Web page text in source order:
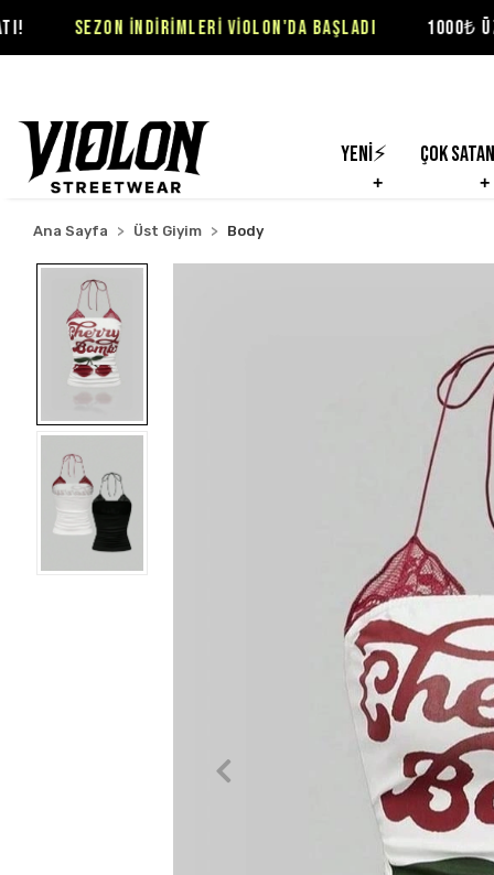
İNDİRİMLERİ VİOLON'DA BAŞLADI 1000₺ ÜZERİ
Yeni⚡ Çok
Ana Sayfa Üst Giyim Body